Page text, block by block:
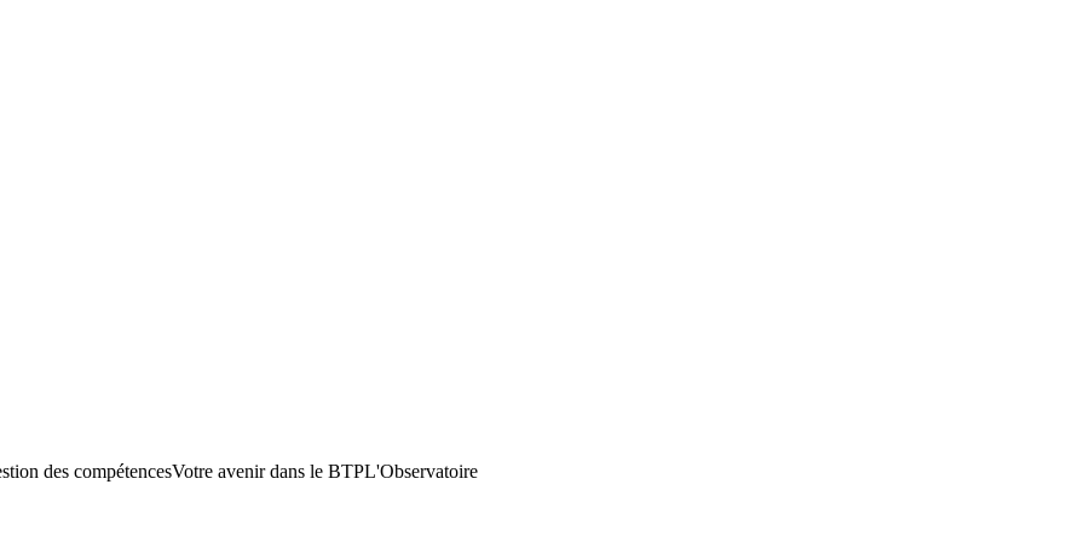
des compétencesVotre avenir dans le BTPL'Observatoire